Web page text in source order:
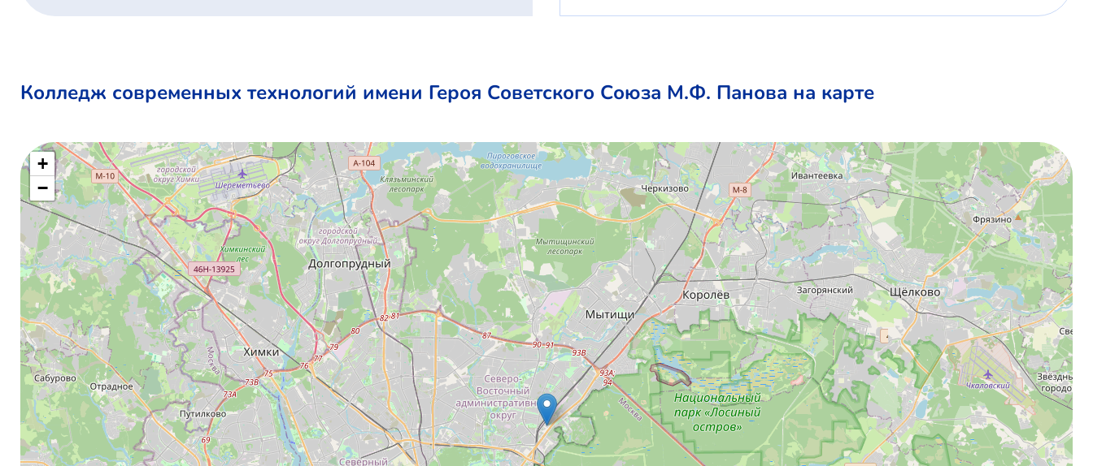
Колледж современных технологий имени Героя Советского Союза М.Ф. Панова на карте
+
−